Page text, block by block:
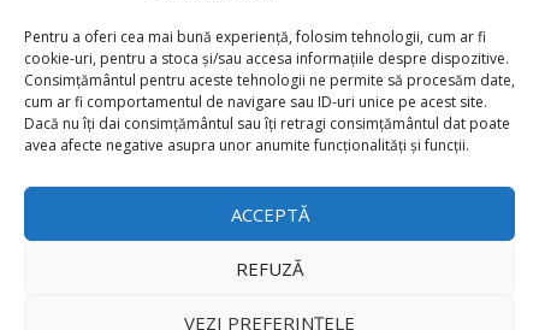
Pentru a oferi cea mai bună experiență, folosim tehnologii, cum ar fi
cookie-uri, pentru a stoca și/sau accesa informațiile despre dispozitive.
Consimțământul pentru aceste tehnologii ne permite să procesăm date,
cum ar fi comportamentul de navigare sau ID-uri unice pe acest site.
Dacă nu îți dai consimțământul sau îți retragi consimțământul dat poate
avea afecte negative asupra unor anumite funcționalități și funcții.
ACCEPTĂ
REFUZĂ
VEZI PREFERINȚELE
Noul Volvo EX90 / Test Drive AutoBlog.MD
32:06
33
MG RX5 - își merită banii? / Test Drive
AutoBlog.MD
34
Noul DACIA DUSTER DIESEL! Primul test drive în
română
Noul Mercedes-Benz E 350 e - cât consumă?! /
ANRE: Detensionarea relativă a situației din
Golf influențează prețurile la carburanți în
Moldova
(foto/video) Imaginea zilei: Și în SUA polițiștii
uneori „stau în tufari”
×